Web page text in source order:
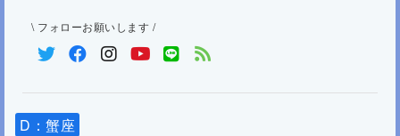
\ フォローお願いします /
D：蟹座